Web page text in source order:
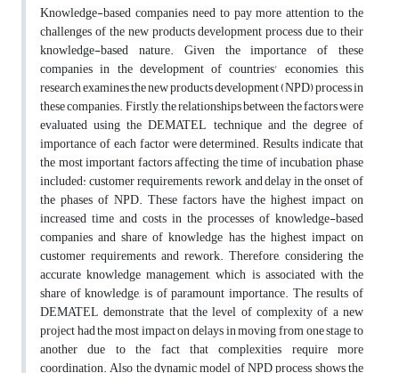
Knowledge-based companies need to pay more attention to the
challenges of the new products development process due to their
knowledge-based nature. Given the importance of these
companies in the development of countries' economies, this
research examines the new products development (NPD) process in
these companies. Firstly, the relationships between the factors were
evaluated using the DEMATEL technique and the degree of
importance of each factor were determined. Results indicate that
the most important factors affecting the time of incubation phase
included: customer requirements, rework, and delay in the onset of
the phases of NPD. These factors have the highest impact on
increased time and costs in the processes of knowledge-based
companies and share of knowledge has the highest impact on
customer requirements and rework. Therefore, considering the
accurate knowledge management, which is associated with the
share of knowledge, is of paramount importance. The results of
DEMATEL demonstrate that the level of complexity of a new
project had the most impact on delays in moving from one stage to
another due to the fact that complexities require more